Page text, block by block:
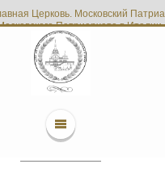
Церковь. Московский
Патриархата в Италии